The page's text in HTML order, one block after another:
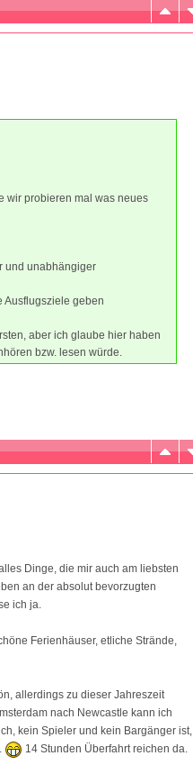
wir probieren mal was neues
und unabhängiger
Ausflugsziele geben
aber ich glaube hier haben
bzw. lesen würde.
Dinge, die mir auch am liebsten
an der absolut bevorzugten
ich ja.
Ferienhäuser, etliche Strände,
allerdings zu dieser Jahreszeit
nach Newcastle kann ich
kein Spieler und kein Bargänger ist,
14 Stunden Überfahrt reichen da.